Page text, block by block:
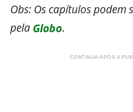
Obs: Os capítulos podem
pela Globo.
CONTINUA APÓS A